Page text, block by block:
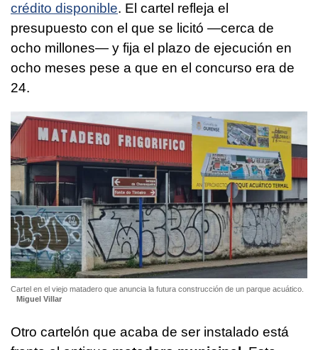
crédito disponible. El cartel refleja el
presupuesto con el que se licitó —cerca de
ocho millones— y fija el plazo de ejecución en
ocho meses pese a que en el concurso era de
24.
Cartel en el viejo matadero que anuncia la futura construcción de un parque acuático.
Miguel Villar
Otro cartelón que acaba de ser instalado está